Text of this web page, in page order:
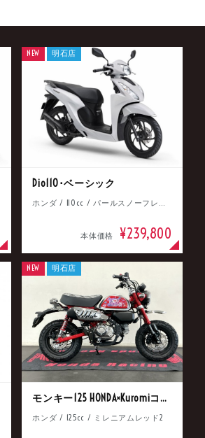
Dio110･ベーシック
ホンダ / 110cc / パールスノーフレークホワイト
本体価格 ¥239,800
NEW 明石店
モンキー125 HONDA×Kuromiコラボ
ホンダ / 125cc / ミレニアムレッド2
NEW 明石店